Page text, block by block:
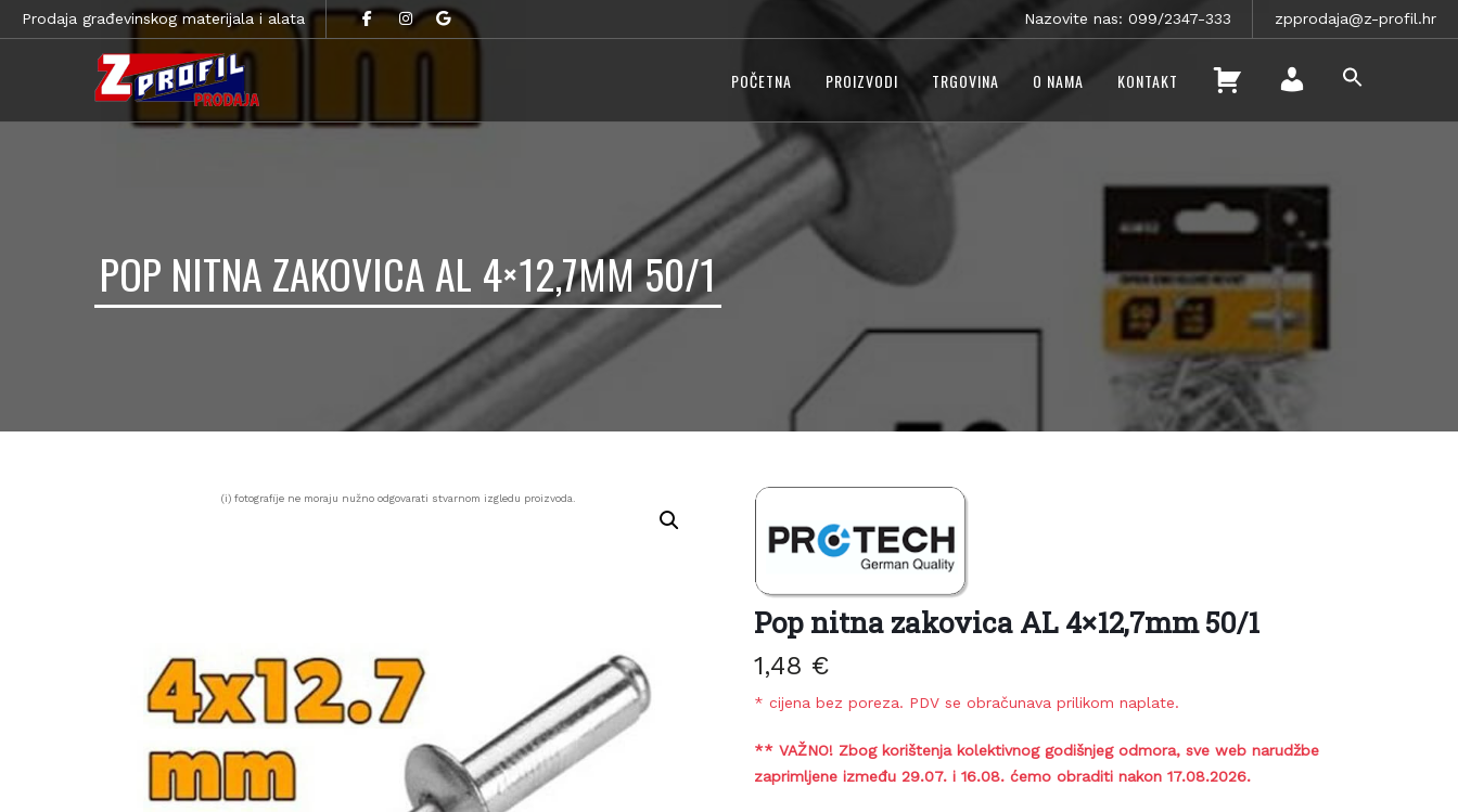
Prodaja građevinskog materijala i alata Nazovite nas: 099/2347-333 zpprodaja@z-profil.hr
POČETNA PROIZVODI TRGOVINA O NAMA KONTAKT
Š
I
A
O
A
Č
N
POP NITNA ZAKOVICA AL 4×12,7MM 50/1
(i) fotografije ne moraju nužno odgovarati stvarnom izgledu proizvoda.
Pop nitna zakovica AL 4×12,7mm 50/1
1,48 €
* cijena bez poreza. PDV se obračunava prilikom naplate.
** VAŽNO! Zbog korištenja kolektivnog godišnjeg odmora, sve web narudžbe
zaprimljene između 29.07. i 16.08. ćemo obraditi nakon 17.08.2026.